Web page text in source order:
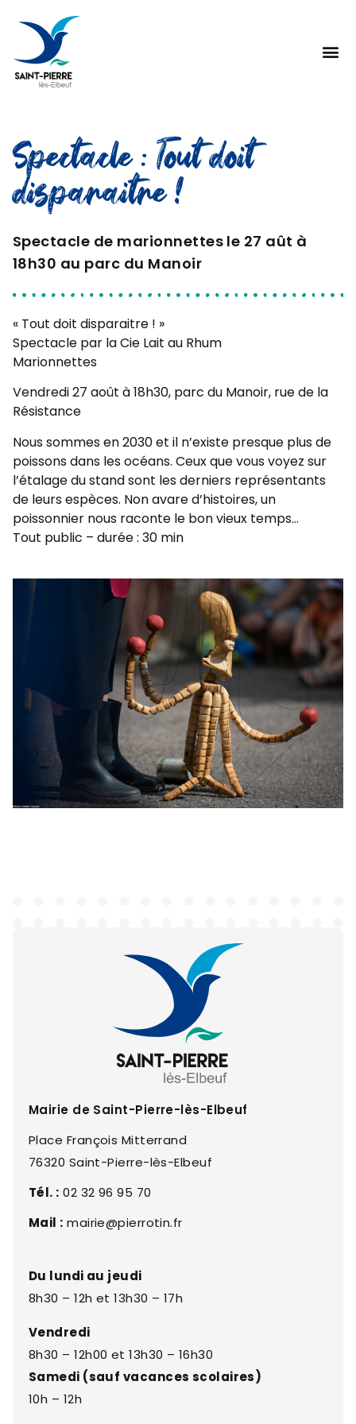
Spectacle : Tout doit
disparaitre !
Spectacle de marionnettes le 27 aût à
18h30 au parc du Manoir
« Tout doit disparaitre ! »
Spectacle par la Cie Lait au Rhum
Marionnettes
Vendredi 27 août à 18h30, parc du Manoir, rue de la
Résistance
Nous sommes en 2030 et il n’existe presque plus de
poissons dans les océans. Ceux que vous voyez sur
l’étalage du stand sont les derniers représentants
de leurs espèces. Non avare d’histoires, un
poissonnier nous raconte le bon vieux temps…
Tout public – durée : 30 min
Mairie de Saint-Pierre-lès-Elbeuf
Place François Mitterrand
76320 Saint-Pierre-lès-Elbeuf
Tél. : 02 32 96 95 70
Mail : mairie@pierrotin.fr
Du lundi au jeudi
8h30 – 12h et 13h30 – 17h
Vendredi
8h30 – 12h00 et 13h30 – 16h30
Samedi (sauf vacances scolaires)
10h – 12h